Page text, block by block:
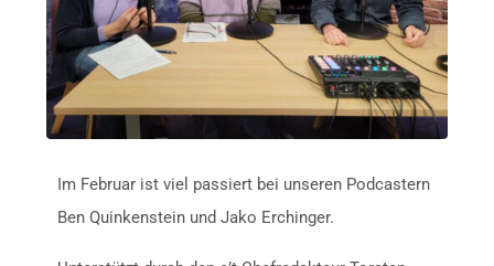
Im Februar ist viel passiert bei unseren Podcastern
Ben Quinkenstein und Jako Erchinger.